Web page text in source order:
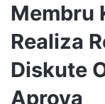
Membru
Realiza
Diskute
Aprova